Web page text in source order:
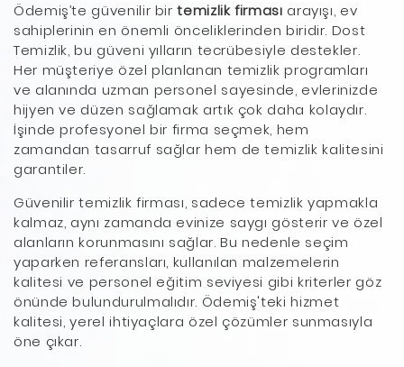
Ödemiş’te güvenilir birtemizlik firması arayışı, ev
sahiplerinin en önemli önceliklerinden biridir. Dost
Temizlik, bu güveni yılların tecrübesiyle destekler.
Her müşteriye özel planlanan temizlik programları
ve alanında uzman personel sayesinde, evlerinizde
hijyen ve düzen sağlamak artık çok daha kolaydır.
İşinde profesyonel bir firma seçmek, hem
zamandan tasarruf sağlar hem de temizlik kalitesini
garantiler.
Güvenilir temizlik firması, sadece temizlik yapmakla
kalmaz, aynı zamanda evinize saygı gösterir ve özel
alanların korunmasını sağlar. Bu nedenle seçim
yaparken referansları, kullanılan malzemelerin
kalitesi ve personel eğitim seviyesi gibi kriterler göz
önünde bulundurulmalıdır. Ödemiş'teki hizmet
kalitesi, yerel ihtiyaçlara özel çözümler sunmasıyla
öne çıkar.